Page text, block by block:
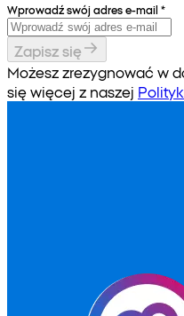
Wprowadź swój adres e-mail *
Zapisz się
Możesz zrezygnować w
się więcej z naszej